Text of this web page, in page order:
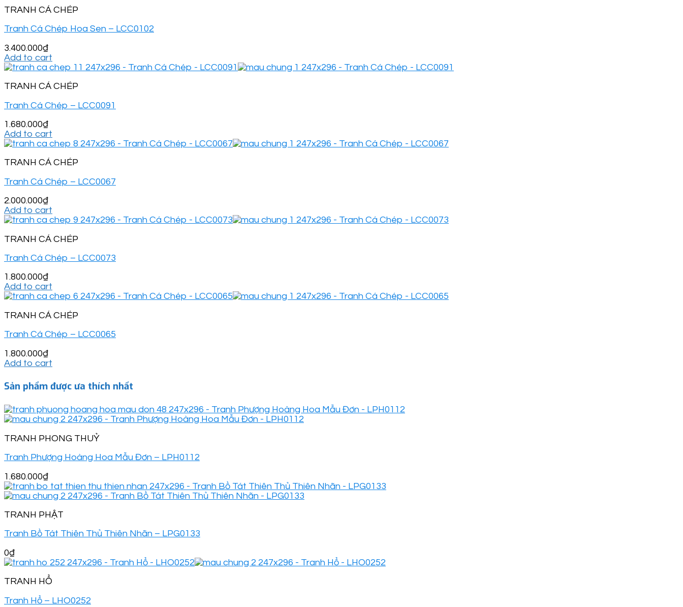
TRANH CÁ CHÉP
Tranh Cá Chép Hoa Sen – LCC0102
3.400.000₫
Add to cart
TRANH CÁ CHÉP
Tranh Cá Chép – LCC0091
1.680.000₫
Add to cart
TRANH CÁ CHÉP
Tranh Cá Chép – LCC0067
2.000.000₫
Add to cart
TRANH CÁ CHÉP
Tranh Cá Chép – LCC0073
1.800.000₫
Add to cart
TRANH CÁ CHÉP
Tranh Cá Chép – LCC0065
1.800.000₫
Add to cart
Sản phẩm được ưa thích nhất
TRANH PHONG THUỶ
Tranh Phượng Hoàng Hoa Mẫu Đơn – LPH0112
1.680.000₫
TRANH PHẬT
Tranh Bồ Tát Thiên Thủ Thiên Nhãn – LPG0133
0₫
TRANH HỔ
Tranh Hổ – LHO0252